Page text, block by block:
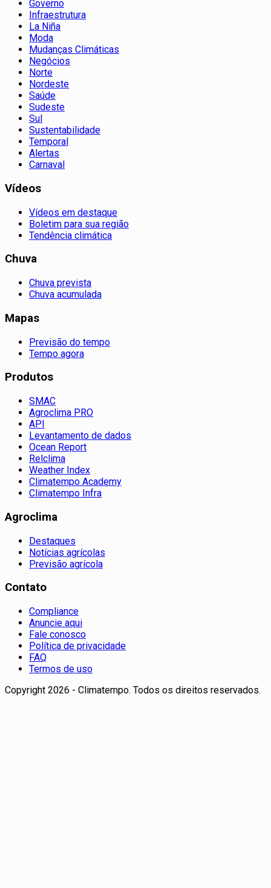
Governo
Infraestrutura
La Niña
Moda
Mudanças Climáticas
Negócios
Norte
Nordeste
Saúde
Sudeste
Sul
Sustentabilidade
Temporal
Alertas
Carnaval
Vídeos
Vídeos em destaque
Boletim para sua região
Tendência climática
Chuva
Chuva prevista
Chuva acumulada
Mapas
Previsão do tempo
Tempo agora
Produtos
SMAC
Agroclima PRO
API
Levantamento de dados
Ocean Report
Relclima
Weather Index
Climatempo Academy
Climatempo Infra
Agroclima
Destaques
Notícias agrícolas
Previsão agrícola
Contato
Compliance
Anuncie aqui
Fale conosco
Política de privacidade
FAQ
Termos de uso
Copyright 2026 - Climatempo. Todos os direitos reservados.